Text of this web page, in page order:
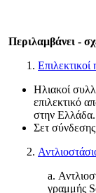
Περιλαμβάνει -
1. Επιλεκτικοί
Ηλιακοί
επιλεκτικό
στην Ελλάδα.
Σετ
2.
a.
γραμμής